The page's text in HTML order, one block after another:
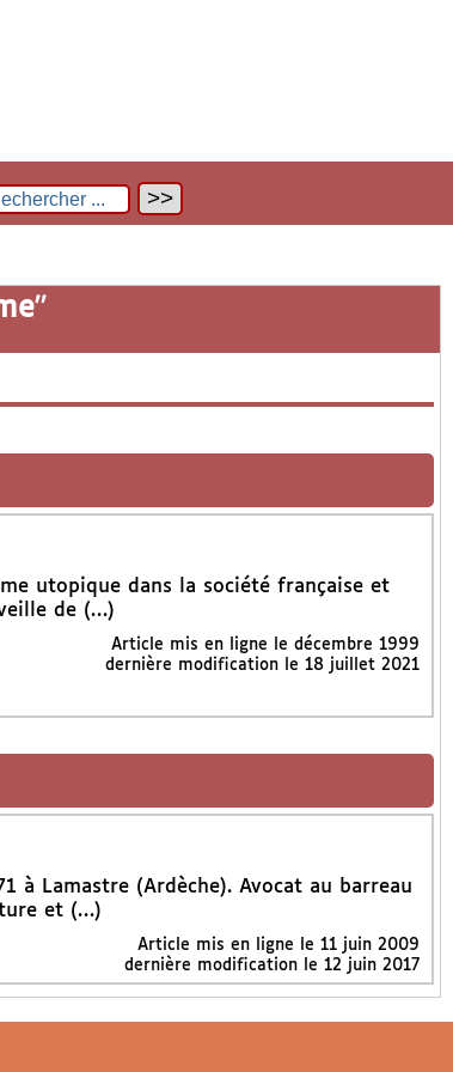
"
utopique dans la société française et
de (…)
Article mis en ligne le décembre 1999
dernière modification le 18 juillet 2021
à Lamastre (Ardèche). Avocat au barreau
et (…)
Article mis en ligne le 11 juin 2009
dernière modification le 12 juin 2017